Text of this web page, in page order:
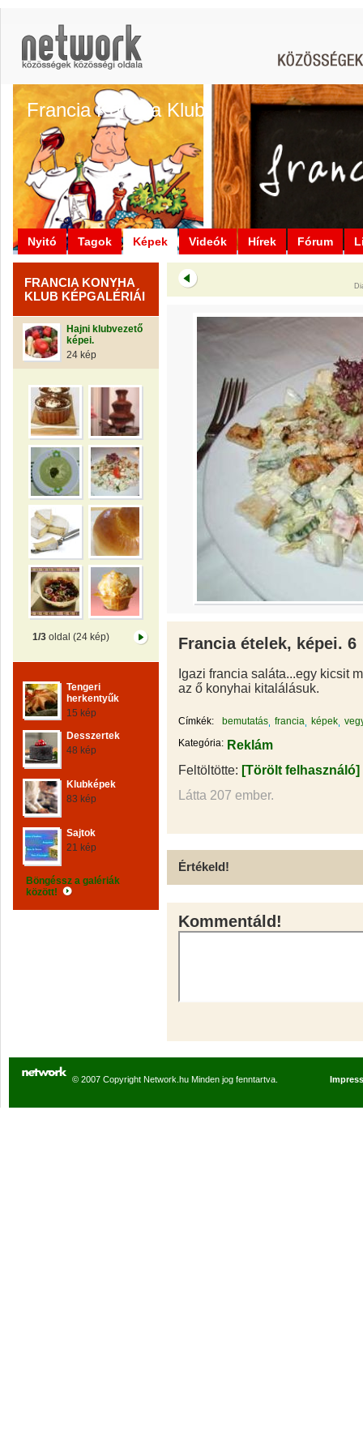
Francia Konyha Klub
Nyitó Tagok Képek Videók Hírek Fórum
FRANCIA KONYHA
KLUB KÉPGALÉRIÁI
Hajni klubvezető
képei.
24 kép
1/3oldal (24 kép)
Tengeri
herkentyűk
15 kép
Desszertek
48 kép
Klubképek
83 kép
Sajtok
21 kép
Böngéssz a galériák
között!
Francia ételek, képei. 6
Igazi francia saláta...egy kicsit
az ő konyhai kitalálásuk.
Címkék: bemutatás francia képek
Kategória: Reklám
Feltöltötte: [Törölt felhasználó]
Látta 207 ember.
Értékeld!
Kommentáld!
© 2007 Copyright Network.hu Minden jog fenntartva.